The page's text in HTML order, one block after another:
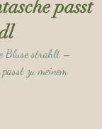
passt
Bluse strahlt –
zu meinem